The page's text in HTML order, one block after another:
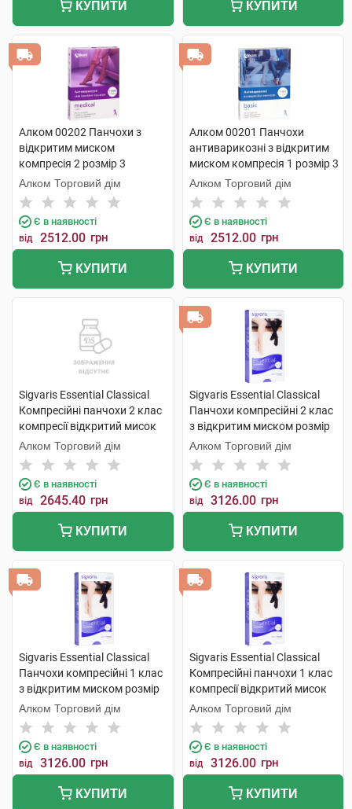
КУПИТИ КУПИТИ
Алком 00202 Панчохи з
відкритим миском
компресія 2 розмір 3
бежевий 1 пара
Алком Торговий дім
Є в наявності
від 2512.00 грн
КУПИТИ
Алком 00201 Панчохи
антиварикозні з відкритим
миском компресія 1 розмір 3
бежевий 1 пара
Алком Торговий дім
Є в наявності
від 2512.00 грн
КУПИТИ
Sigvaris Essential Classical
Компресійні панчохи 2 клас
компресії відкритий мисок
розмір L long 1 пара
Алком Торговий дім
Є в наявності
від 2645.40 грн
КУПИТИ
Sigvaris Essential Classical
Панчохи компресійні 2 клас
з відкритим миском розмір
М long 1 пара
Алком Торговий дім
Є в наявності
від 3126.00 грн
КУПИТИ
Sigvaris Essential Classical
Панчохи компресійні 1 клас
з відкритим миском розмір
М long 1 пара
Алком Торговий дім
Є в наявності
від 3126.00 грн
КУПИТИ
Sigvaris Essential Classical
Компресійні панчохи 1 клас
компресії відкритий мисок
розмір L long 1 пара
Алком Торговий дім
Є в наявності
від 3126.00 грн
КУПИТИ